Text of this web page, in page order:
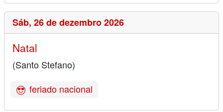
Sáb, 26 de dezembro 2026
Natal
(Santo Stefano)
feriado nacional